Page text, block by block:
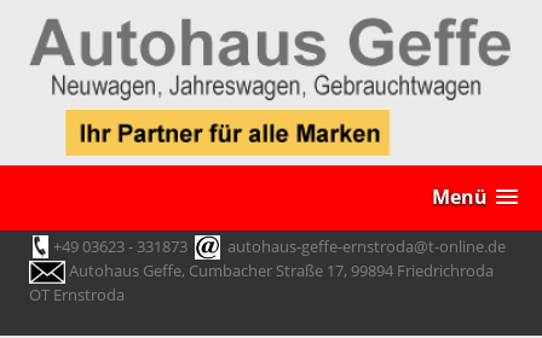
Menü
+49 03623 - 331873
autohaus-geffe-ernstroda@t-online.de
Autohaus Geffe, Cumbacher Straße 17, 99894 Friedrichroda
OT Ernstroda